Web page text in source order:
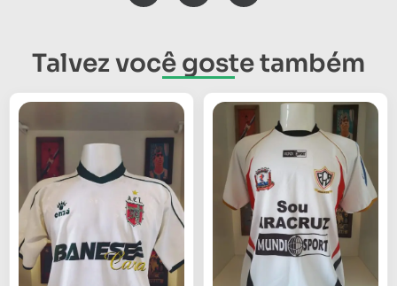
Talvez você goste também